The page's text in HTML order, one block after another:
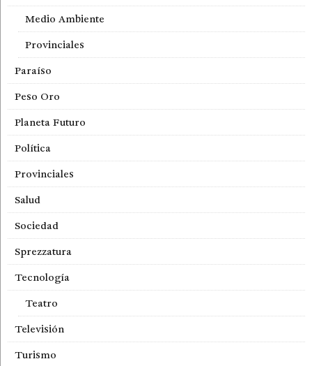
Medio Ambiente
Provinciales
Paraíso
Peso Oro
Planeta Futuro
Política
Provinciales
Salud
Sociedad
Sprezzatura
Tecnología
Teatro
Televisión
Turismo